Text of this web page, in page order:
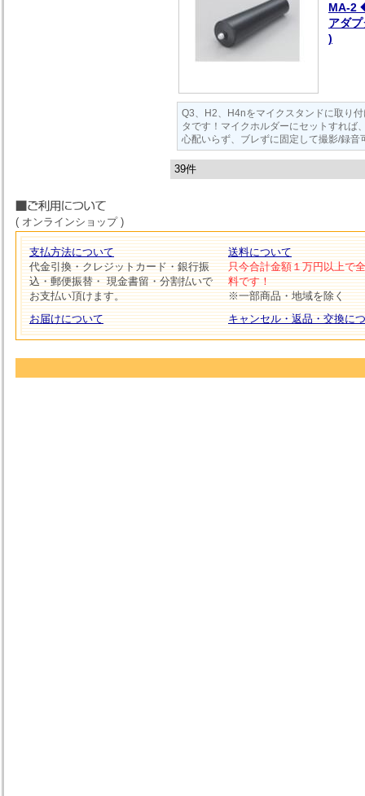
MA-2
アダ
)
Q3、H2、H4nをマイクスタンドに取り
タです！マイクホルダーにセットすれば
心配いらず、ブレずに固定して撮影/録音
39件
( オンラインショップ )
支払方法について
代金引換・クレジットカード・銀行振
込・郵便振替・ 現金書留・分割払いで
お支払い頂けます。
お届けについて
送料について
只今合計金額１万円以上で
料です！
※一部商品・地域を除く
キャンセル・返品・交換に